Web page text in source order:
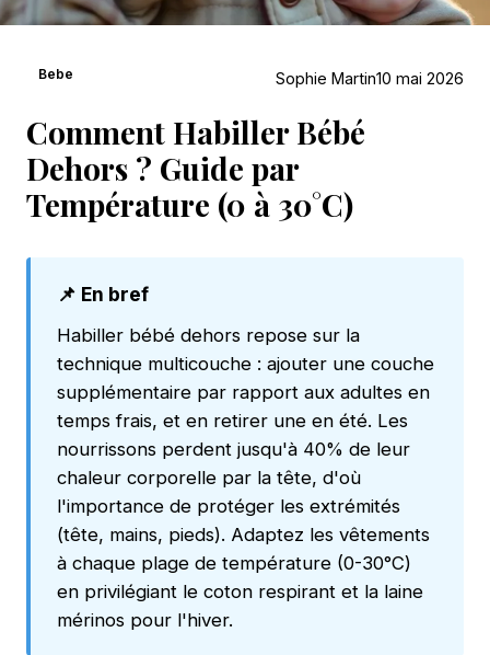
Bebe Sophie Martin10 mai 2026
Comment Habiller Bébé
Dehors ? Guide par
Température (0 à 30°C)
📌 En bref
Habiller bébé dehors repose sur la
technique multicouche : ajouter une couche
supplémentaire par rapport aux adultes en
temps frais, et en retirer une en été. Les
nourrissons perdent jusqu'à 40% de leur
chaleur corporelle par la tête, d'où
l'importance de protéger les extrémités
(tête, mains, pieds). Adaptez les vêtements
à chaque plage de température (0-30°C)
en privilégiant le coton respirant et la laine
mérinos pour l'hiver.